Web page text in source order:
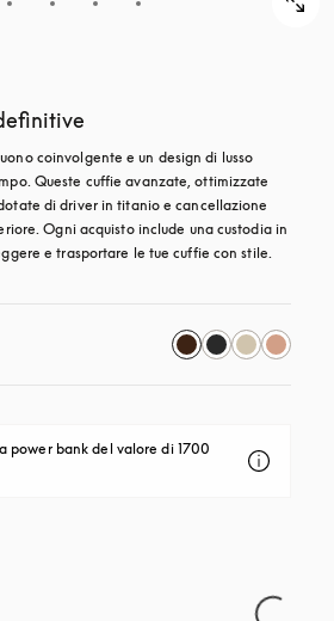
coinvolgente e un design di lusso
Queste cuffie avanzate, ottimizzate
di driver in titanio e cancellazione
Ogni acquisto include una custodia in
e trasportare le tue cuffie con stile.
power bank del valore di 1700